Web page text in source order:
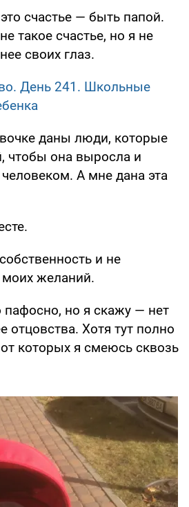
счастье — быть папой.
такое счастье, но я не
своих глаз.
День 241. Школьные
даны люди, которые
чтобы она выросла и
А мне дана эта
и не
желаний.
пафосно, но я скажу — нет
отцовства. Хотя тут полно
которых я смеюсь сквозь